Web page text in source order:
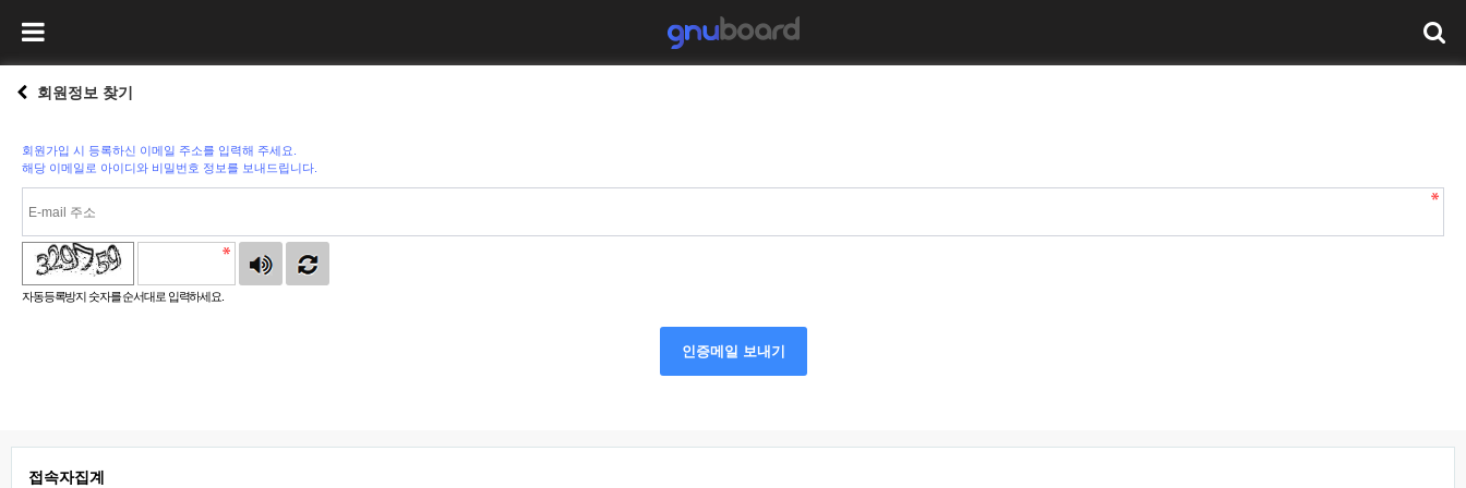
회원정보 찾기
회원가입 시 등록하신 이메일 주소를 입력해 주세요.
해당 이메일로 아이디와 비밀번호 정보를 보내드립니다.
자동등록방지 숫자를 순서대로 입력하세요.
인증메일 보내기
접속자집계